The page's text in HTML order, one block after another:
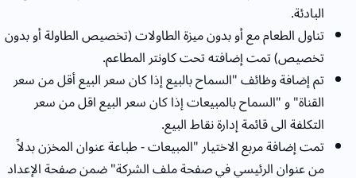
البادئة.
تناول الطعام مع أو بدون ميزة الطاولات (تخصيص الطاولة أو بدون
تخصيص) تمت إضافته تحت كاونتر المطاعم.
تم إضافة وظائف "السماح بالبيع إذا كان سعر البيع أقل من سعر
القناة" و "السماح بالمبيعات إذا كان سعر البيع اقل من سعر
التكلفة الى قائمة إدارة نقاط البيع.
تمت إضافة مربع الاختيار "المبيعات - طباعة عنوان المخزن بدلاً
من عنوان الرئيسي في صفحة ملف الشركة" ضمن صفحة الإعداد